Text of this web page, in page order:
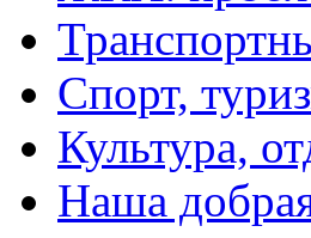
Спорт,
Культура,
Наша